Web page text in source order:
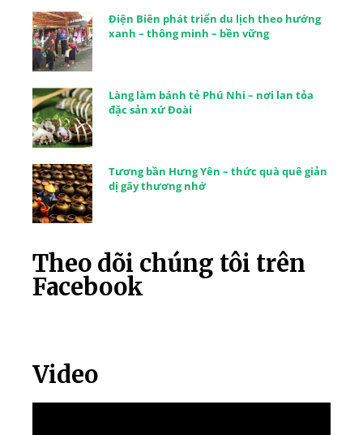
Điện Biên phát triển du lịch theo hướng
xanh – thông minh – bền vững
Làng làm bánh tẻ Phú Nhi – nơi lan tỏa
đặc sản xứ Đoài
Tương bần Hưng Yên – thức quà quê giản
dị gây thương nhớ
Theo dõi chúng tôi trên
Facebook
Video